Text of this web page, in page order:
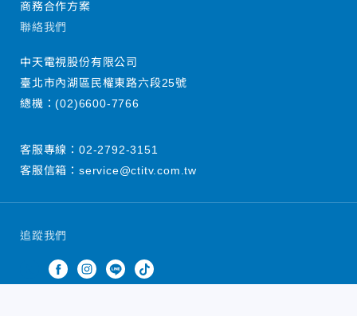
追蹤我們
商務合作方案
聯絡我們
中天電視股份有限公司
臺北市內湖區民權東路六段25號
總機：(02)6600-7766
客服專線： 02-2792-3151
客服信箱： service@ctitv.com.tw